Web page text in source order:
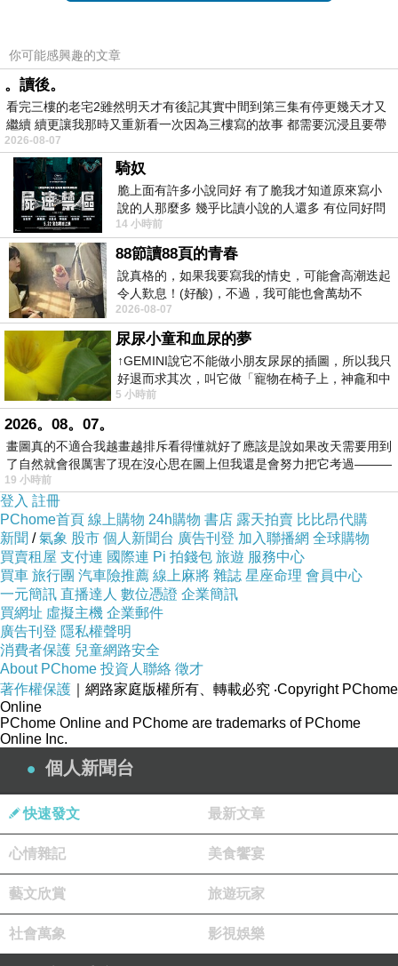
你可能感興趣的文章
。讀後。
看完三樓的老宅2雖然明天才有後記其實中間到第三集有停更幾天才又
繼續 續更讓我那時又重新看一次因為三樓寫的故事 都需要沉浸且要帶
有
2026-08-07
騎奴
脆上面有許多小說同好 有了脆我才知道原來寫小
說的人那麼多 幾乎比讀小說的人還多 有位同好問
了一個問題 她說為什麼高中文學獎的
14 小時前
88節讀88頁的青春
說真格的，如果我要寫我的情史，可能會高潮迭起
令人歎息！(好酸)，不過，我可能也會萬劫不
復...，每天跪鍵盤還是被判了花心的罪
2026-08-07
尿尿小童和血尿的夢
↑GEMINI說它不能做小朋友尿尿的插圖，所以我只
好退而求其次，叫它做「寵物在椅子上，神龕和中
年人臉孔」的畫了。 六月底
5 小時前
2026。08。07。
畫圖真的不適合我越畫越排斥看得懂就好了應該是說如果改天需要用到
了自然就會很厲害了現在沒心思在圖上但我還是會努力把它考過———
19 小時前
登入 註冊
PChome首頁 線上購物 24h購物 書店 露天拍賣 比比昂代購
新聞 /氣象 股市 個人新聞台 廣告刊登 加入聯播網 全球購物
買賣租屋 支付連 國際連 Pi 拍錢包 旅遊 服務中心
買車 旅行團 汽車險推薦 線上麻將 雜誌 星座命理 會員中心
一元簡訊 直播達人 數位憑證 企業簡訊
買網址 虛擬主機 企業郵件
廣告刊登 隱私權聲明
消費者保護 兒童網路安全
About PChome 投資人聯絡 徵才
著作權保護 ｜網路家庭版權所有、轉載必究 ‧Copyright PChome
Online
PChome Online and PChome are trademarks of PChome
Online Inc.
個人新聞台
快速發文 最新文章
心情雜記 美食饗宴
藝文欣賞 旅遊玩家
社會萬象 影視娛樂